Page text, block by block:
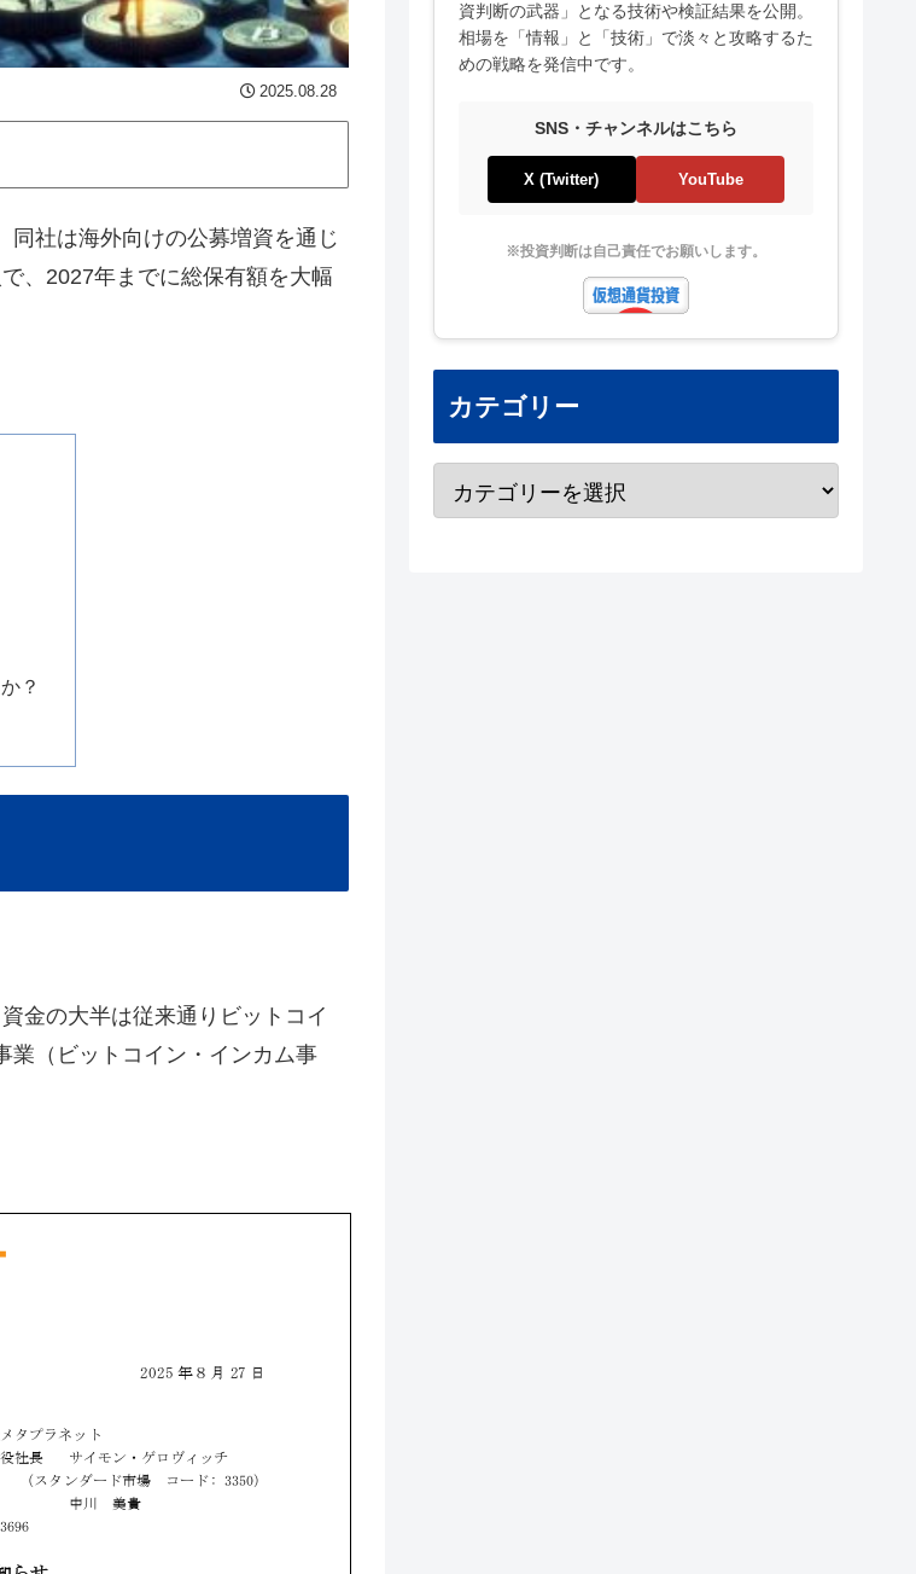
2025.08.28
同社は海外向けの公募増資を通じ
、2027年までに総保有額を大幅
？
金の大半は従来通りビットコイ
業（ビットコイン・インカム事
資判断の武器」となる技術や検証結果を公開。
相場を「情報」と「技術」で淡々と攻略するた
めの戦略を発信中です。
SNS・チャンネルはこちら
X (Twitter) YouTube
※投資判断は自己責任でお願いします。
カテゴリー